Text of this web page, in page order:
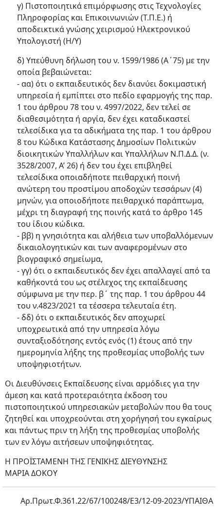
γ) Πιστοποιητικά επιμόρφωσης στις Τεχνολογίες
Πληροφορίας και Επικοινωνιών (Τ.Π.Ε.) ή
αποδεικτικά γνώσης χειρισμού Ηλεκτρονικού
Υπολογιστή (Η/Υ)
δ) Υπεύθυνη δήλωση του ν. 1599/1986 (Α΄75) με την
οποία βεβαιώνεται:
- αα) ότι ο εκπαιδευτικός δεν διανύει δοκιμαστική
υπηρεσία ή εμπίπτει στο πεδίο εφαρμογής της παρ.
1 του άρθρου 78 του ν. 4997/2022, δεν τελεί σε
διαθεσιμότητα ή αργία, δεν έχει καταδικαστεί
τελεσίδικα για τα αδικήματα της παρ. 1 του άρθρου
8 του Κώδικα Κατάστασης Δημοσίων Πολιτικών
διοικητικών Υπαλλήλων και Υπαλλήλων Ν.Π.Δ.Δ. (ν.
3528/2007, Α’ 26) ή δεν του έχει επιβληθεί
τελεσίδικα οποιαδήποτε πειθαρχική ποινή
ανώτερη του προστίμου αποδοχών τεσσάρων (4)
μηνών, για οποιοδήποτε πειθαρχικό παράπτωμα,
μέχρι τη διαγραφή της ποινής κατά το άρθρο 145
του ίδιου κώδικα.
- ββ) η γνησιότητα και αλήθεια των υποβαλλόμενων
δικαιολογητικών και των αναφερομένων στο
βιογραφικό σημείωμα,
- γγ) ότι ο εκπαιδευτικός δεν έχει απαλλαγεί από τα
καθήκοντά του ως στέλεχος της εκπαίδευσης
σύμφωνα με την περ. β΄ της παρ. 1 του άρθρου 44
του ν.4823/2021 τα τέσσερα τελευταία έτη.
- δδ) ότι ο εκπαιδευτικός δεν αποχωρεί
υποχρεωτικά από την υπηρεσία λόγω
συνταξιοδότησης εντός ενός (1) έτους από την
ημερομηνία λήξης της προθεσμίας υποβολής των
υποψηφιοτήτων.
Οι Διευθύνσεις Εκπαίδευσης είναι αρμόδιες για την
άμεση και κατά προτεραιότητα έκδοση του
πιστοποιητικού υπηρεσιακών μεταβολών που θα τους
ζητηθεί και υποχρεούνται στη χορήγησή του εγκαίρως
και πάντως πριν τη λήξη της προθεσμίας υποβολής
των εν λόγω αιτήσεων υποψηφιότητας.
Η ΠΡΟΪΣΤΑΜΕΝΗ ΤΗΣ ΓΕΝΙΚΗΣ ΔΙΕΥΘΥΝΣΗΣ
ΜΑΡΙΑ ΔΟΚΟΥ
Αρ.Πρωτ.Φ.361.22/67/100248/Ε3/12-09-2023/ΥΠΑΙΘΑ